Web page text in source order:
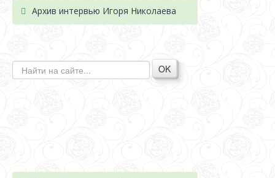
Архив интервью Игоря Николаева
OK